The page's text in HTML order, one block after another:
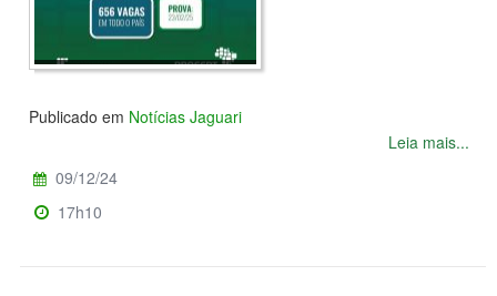
Publicado em Notícias Jaguari
Leia mais...
09/12/24
17h10